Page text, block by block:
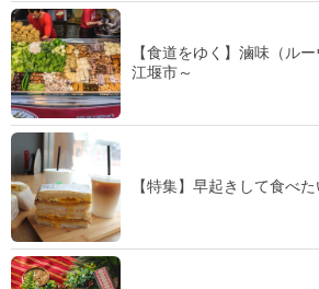
【食道をゆく】滷味（ル
江堰市～
【特集】早起きして食べ